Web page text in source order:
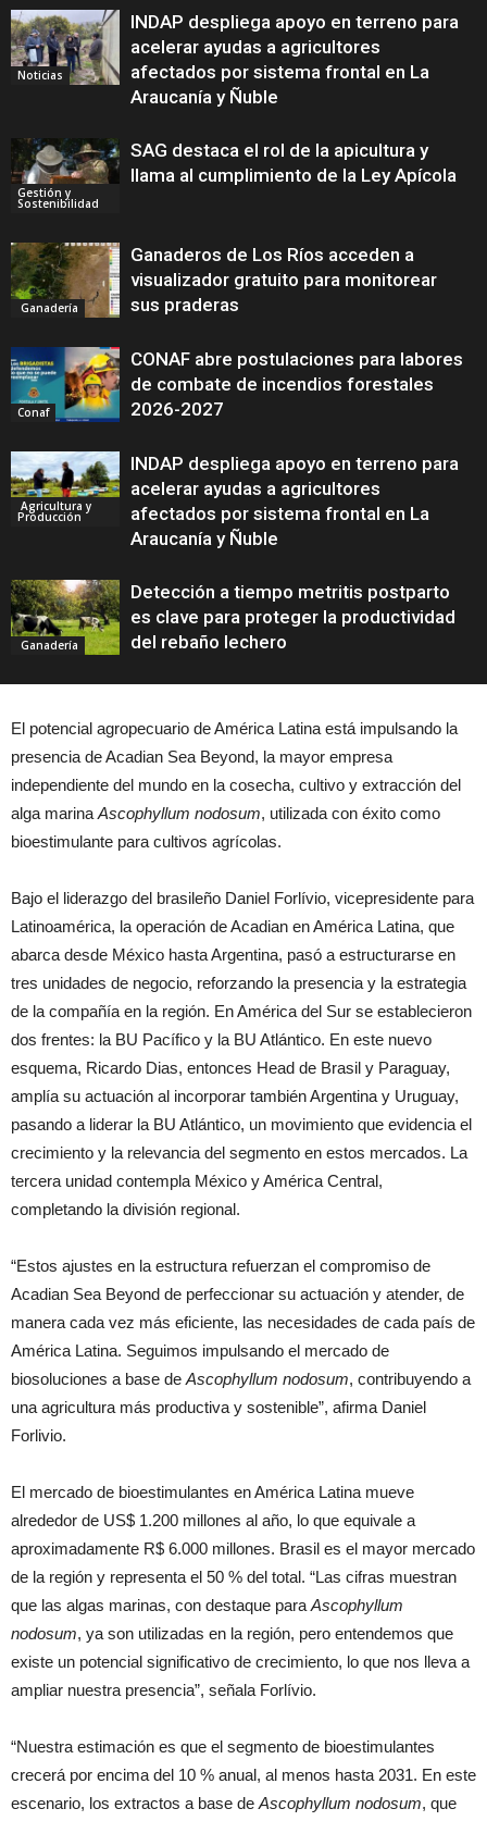
Noticias
INDAP despliega apoyo en terreno para
acelerar ayudas a agricultores
afectados por sistema frontal en La
Araucanía y Ñuble
Gestión y
Sostenibilidad
SAG destaca el rol de la apicultura y
llama al cumplimiento de la Ley Apícola
Ganadería
Ganaderos de Los Ríos acceden a
visualizador gratuito para monitorear
sus praderas
Conaf
CONAF abre postulaciones para labores
de combate de incendios forestales
2026-2027
Agricultura y
Producción
INDAP despliega apoyo en terreno para
acelerar ayudas a agricultores
afectados por sistema frontal en La
Araucanía y Ñuble
Ganadería
Detección a tiempo metritis postparto
es clave para proteger la productividad
del rebaño lechero
El potencial agropecuario de América Latina está impulsando la
presencia de Acadian Sea Beyond, la mayor empresa
independiente del mundo en la cosecha, cultivo y extracción del
alga marina Ascophyllum nodosum, utilizada con éxito como
bioestimulante para cultivos agrícolas.
Bajo el liderazgo del brasileño Daniel Forlívio, vicepresidente para
Latinoamérica, la operación de Acadian en América Latina, que
abarca desde México hasta Argentina, pasó a estructurarse en
tres unidades de negocio, reforzando la presencia y la estrategia
de la compañía en la región. En América del Sur se establecieron
dos frentes: la BU Pacífico y la BU Atlántico. En este nuevo
esquema, Ricardo Dias, entonces Head de Brasil y Paraguay,
amplía su actuación al incorporar también Argentina y Uruguay,
pasando a liderar la BU Atlántico, un movimiento que evidencia el
crecimiento y la relevancia del segmento en estos mercados. La
tercera unidad contempla México y América Central,
completando la división regional.
“Estos ajustes en la estructura refuerzan el compromiso de
Acadian Sea Beyond de perfeccionar su actuación y atender, de
manera cada vez más eficiente, las necesidades de cada país de
América Latina. Seguimos impulsando el mercado de
biosoluciones a base de Ascophyllum nodosum, contribuyendo a
una agricultura más productiva y sostenible”, afirma Daniel
Forlivio.
El mercado de bioestimulantes en América Latina mueve
alrededor de US$ 1.200 millones al año, lo que equivale a
aproximadamente R$ 6.000 millones. Brasil es el mayor mercado
de la región y representa el 50 % del total. “Las cifras muestran
que las algas marinas, con destaque para Ascophyllum
nodosum, ya son utilizadas en la región, pero entendemos que
existe un potencial significativo de crecimiento, lo que nos lleva a
ampliar nuestra presencia”, señala Forlívio.
“Nuestra estimación es que el segmento de bioestimulantes
crecerá por encima del 10 % anual, al menos hasta 2031. En este
escenario, los extractos a base de Ascophyllum nodosum, que